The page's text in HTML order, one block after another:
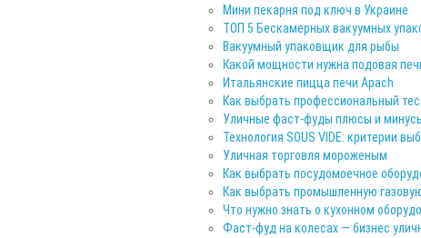
Мини пекарня под ключ в Украине
ТОП 5 Бескамерных вакуумных
Вакуумный упаковщик для рыбы
Какой мощности нужна подовая
Итальянские пицца печи Apach
Как выбрать профессиональный
Уличные фаст-фуды плюсы и
Технология SOUS VIDЕ: критерии
Уличная торговля мороженым
Как выбрать посудомоечное
Как выбрать промышленную
Что нужно знать о кухонном
Фаст-фуд на колесах — бизнес